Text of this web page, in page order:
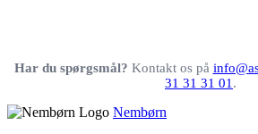
Har du spørgsmål? Kontakt os på
31 31 31 01.
Nembørn